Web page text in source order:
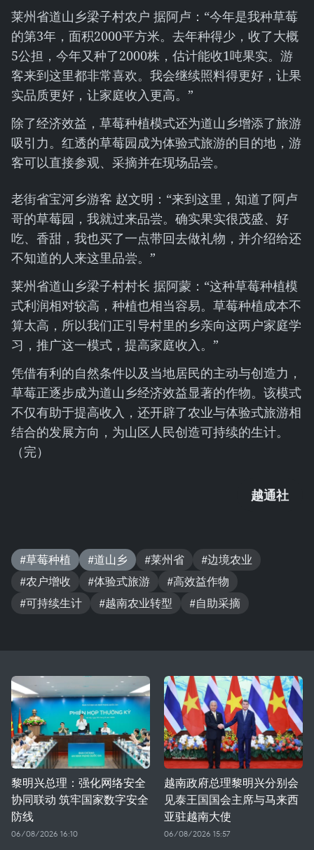
莱州省道山乡梁子村农户 据阿卢：“今年是我种草莓
的第3年，面积2000平方米。去年种得少，收了大概
5公担，今年又种了2000株，估计能收1吨果实。游
客来到这里都非常喜欢。我会继续照料得更好，让果
实品质更好，让家庭收入更高。”
除了经济效益，草莓种植模式还为道山乡增添了旅游
吸引力。红透的草莓园成为体验式旅游的目的地，游
客可以直接参观、采摘并在现场品尝。
老街省宝河乡游客 赵文明：“来到这里，知道了阿卢
哥的草莓园，我就过来品尝。确实果实很茂盛、好
吃、香甜，我也买了一点带回去做礼物，并介绍给还
不知道的人来这里品尝。”
莱州省道山乡梁子村村长 据阿蒙：“这种草莓种植模
式利润相对较高，种植也相当容易。草莓种植成本不
算太高，所以我们正引导村里的乡亲向这两户家庭学
习，推广这一模式，提高家庭收入。”
凭借有利的自然条件以及当地居民的主动与创造力，
草莓正逐步成为道山乡经济效益显著的作物。该模式
不仅有助于提高收入，还开辟了农业与体验式旅游相
结合的发展方向，为山区人民创造可持续的生计。
（完）
越通社
#草莓种植 #道山乡 #莱州省
#边境农业
#农户增收
#体验式旅游
#高效益作物
#可持续生计
#越南农业转型 #自助采摘
黎明兴总理：强化网络安全
协同联动 筑牢国家数字安全
防线
06/08/2026 16:10
越南政府总理黎明兴分别会
见泰王国国会主席与马来西
亚驻越南大使
06/08/2026 15:57